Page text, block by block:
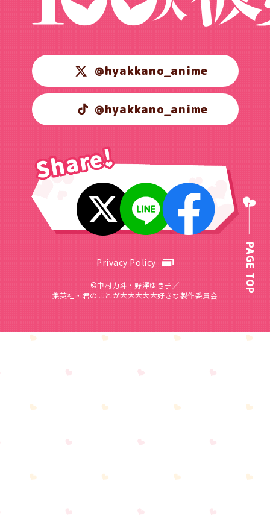
@hyakkano_anime
@hyakkano_anime
Privacy Policy
©中村力斗・野澤ゆき子／
集英社・君のことが大大大大大好きな製作委員会
PAGE TOP